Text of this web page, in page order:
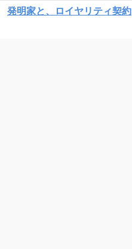
発明家と、ロイヤリティ契約